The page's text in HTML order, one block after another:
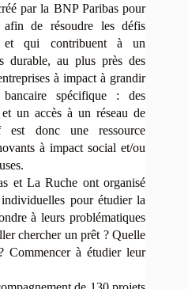
par la BNP Paribas pour
afin de résoudre les défis
et qui contribuent à un
durable, au plus près des
à impact à grandir
spécifique : des
un accès à un réseau de
est donc une ressource
à impact social et/ou
et La Ruche ont organisé
pour étudier la
à leurs problématiques
chercher un prêt ? Quelle
Commencer à étudier leur